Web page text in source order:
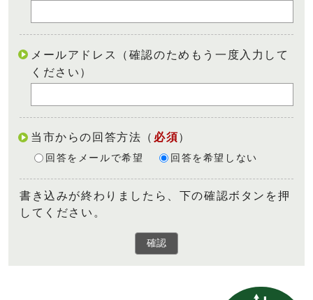
メールアドレス（確認のためもう一度入力して
ください）
当市からの回答方法 （ 必須）
回答をメールで希望 回答を希望しない
書き込みが終わりましたら、下の確認ボタンを押
してください。
確認